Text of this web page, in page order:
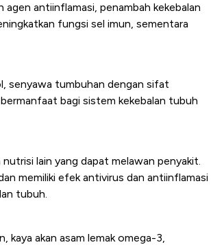
agen antiinflamasi, penambah kekebalan
fungsi sel imun, sementara
senyawa tumbuhan dengan sifat
bagi sistem kekebalan tubuh
lain yang dapat melawan penyakit.
memiliki efek antivirus dan antiinflamasi
tubuh.
kaya akan asam lemak omega-3,